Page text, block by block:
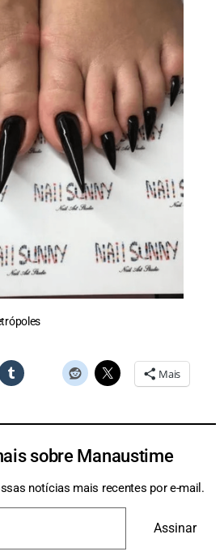
Mais
sobre Manaustime
notícias mais recentes por e-mail.
Assinar